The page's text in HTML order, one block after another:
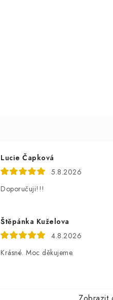
Lucie Čapková
5.8.2026
Doporučuji!!!
Štěpánka Kuželova
4.8.2026
Krásné. Moc děkujeme.